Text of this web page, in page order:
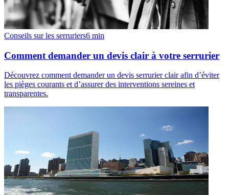
Conseils sur les serruriers6 min
Comment demander un devis clair à votre serrurier
Découvrez comment demander un devis serrurier clair afin d’éviter
les pièges courants et d’assurer des interventions sereines et
transparentes.